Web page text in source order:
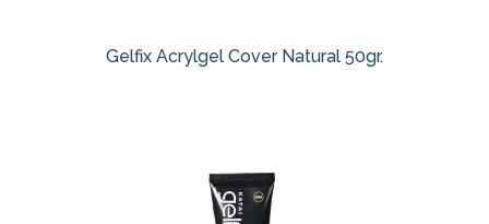
Gelfix Acrylgel Cover Natural 50gr.